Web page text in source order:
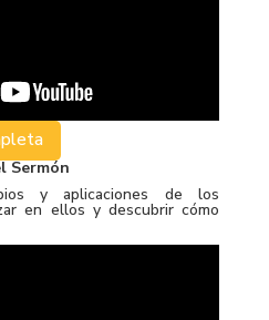
Sermón
y aplicaciones de los
en ellos y descubrir cómo